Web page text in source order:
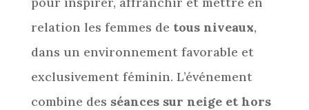
relation les femmes de tous niveaux,
dans un environnement favorable et
exclusivement féminin. L’événement
combine des séances sur neige et hors